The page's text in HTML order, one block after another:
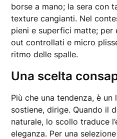
borse a mano; la sera con
texture cangianti. Nel
pieni e superfici matte;
out controllati e micro
ritmo delle spalle.
Una scelta
Più che una tendenza, è
sostiene, dirige. Quando il
naturale, lo scollo traduce
eleganza. Per una